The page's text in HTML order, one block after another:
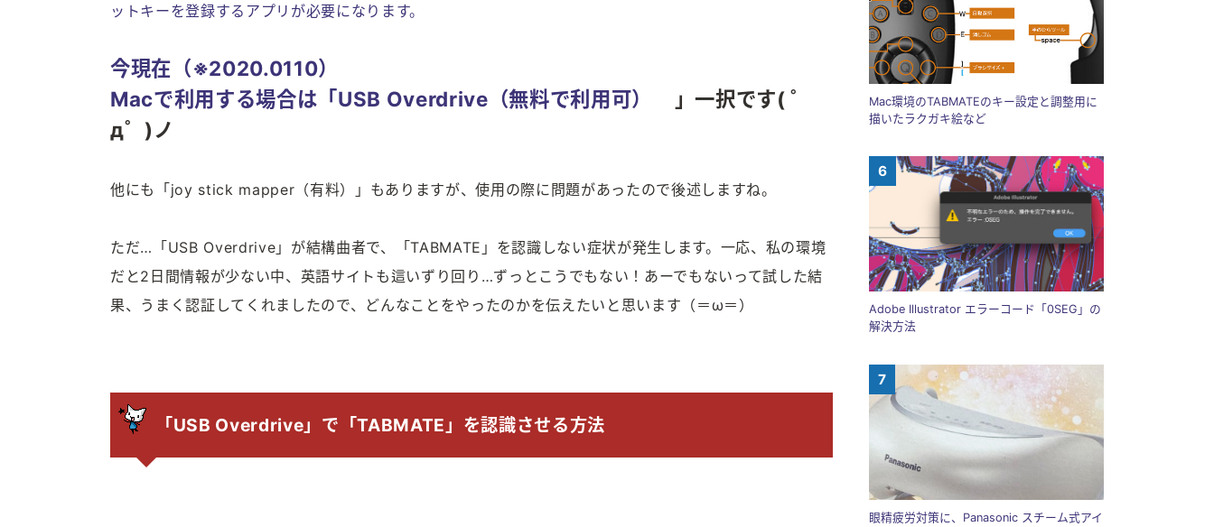
ットキーを登録するアプリが必要になります。
今現在（※2020.0110）
Macで利用する場合は「USB Overdrive（無料で利用可）
」一択です( ゜
д゜)ノ
他にも「joy stick mapper（有料）」もありますが、使用の際に問題があったので後述しますね。
ただ…「USB Overdrive」が結構曲者で、「TABMATE」を認識しない症状が発生します。一応、私の環境
だと2日間情報が少ない中、英語サイトも這いずり回り…ずっとこうでもない！あーでもないって試した結
果、うまく認証してくれましたので、どんなことをやったのかを伝えたいと思います（＝ω＝）
「USB Overdrive」で「TABMATE」を認識させる方法
Mac環境のTABMATEのキー設定と調整用に
描いたラクガキ絵など
Adobe Illustrator エラーコード「0SEG」の
解決方法
眼精疲労対策に、Panasonic スチーム式アイ